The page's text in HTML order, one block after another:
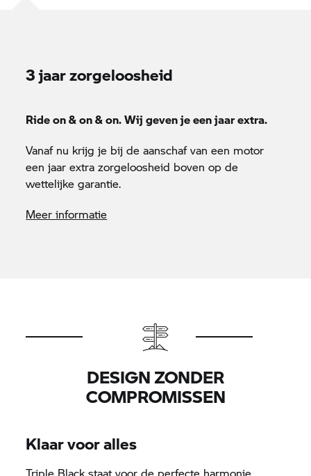
3 jaar zorgeloosheid
Ride on & on & on. Wij geven je een jaar extra.
Vanaf nu krijg je bij de aanschaf van een motor
een jaar extra zorgeloosheid boven op de
wettelijke garantie.
Meer informatie
DESIGN ZONDER
COMPROMISSEN
Klaar voor alles
Triple Black staat voor de perfecte harmonie